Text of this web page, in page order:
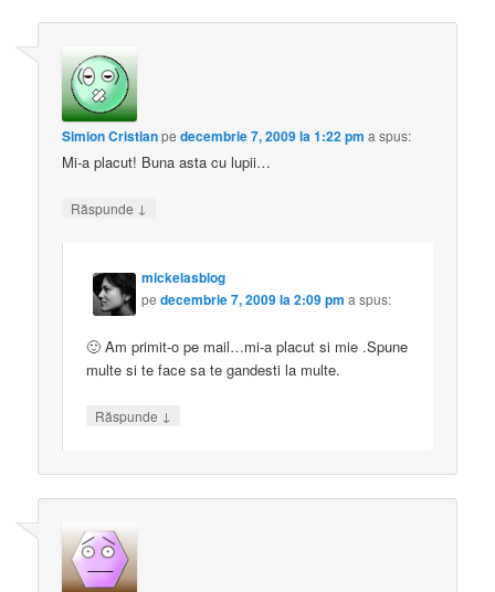
Simion Cristianpedecembrie 7, 2009 la 1:22 pm a spus:
Mi-a placut! Buna asta cu lupii…
Răspunde ↓
mickelasblog
pedecembrie 7, 2009 la 2:09 pm a spus:
🙂 Am primit-o pe mail…mi-a placut si mie .Spune
multe si te face sa te gandesti la multe.
Răspunde ↓